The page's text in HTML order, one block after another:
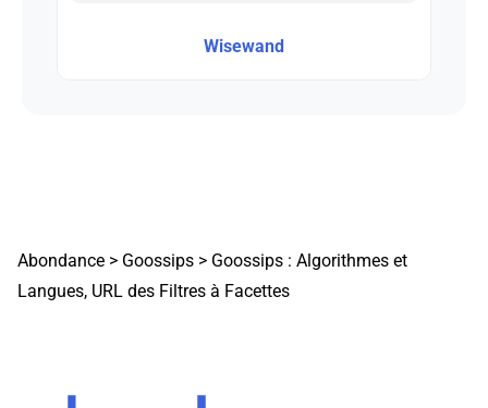
Wisewand
Abondance > Goossips > Goossips : Algorithmes et
Langues, URL des Filtres à Facettes